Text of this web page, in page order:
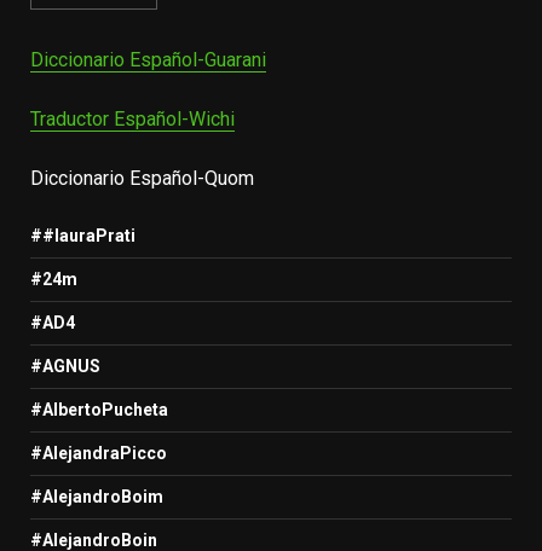
Diccionario Español-Guarani
Traductor Español-Wichi
Diccionario Español-Quom
##lauraPrati
#24m
#AD4
#AGNUS
#AlbertoPucheta
#AlejandraPicco
#AlejandroBoim
#AlejandroBoin